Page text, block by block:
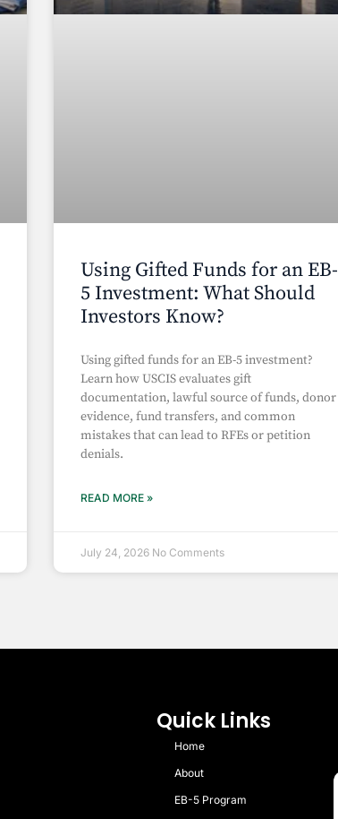
Using Gifted Funds for an EB-
5 Investment: What Should
Investors Know?
Using gifted funds for an EB-5 investment?
Learn how USCIS evaluates gift
documentation, lawful source of funds, donor
evidence, fund transfers, and common
mistakes that can lead to RFEs or petition
denials.
READ MORE »
July 24, 2026 No Comments
Quick Links
Home
About
EB-5 Program